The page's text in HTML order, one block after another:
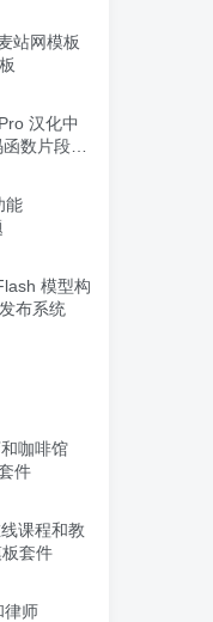
站网模板
汉化中
数片段管
能
模型构
布系统
咖啡馆
件
课程和教
套件
律师